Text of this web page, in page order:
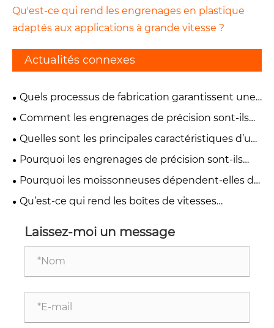
Qu'est-ce qui rend les engrenages en plastique
adaptés aux applications à grande vitesse ?
Actualités connexes
Quels processus de fabrication garantissent une
haute précision dans les engrenages de
Comment les engrenages de précision sont-ils
fabriqués pour les applications industrielles ?
Quelles sont les principales caractéristiques d’un
engrenage de haute précision ?
Pourquoi les engrenages de précision sont-ils
différents des engrenages industriels standards ?
Pourquoi les moissonneuses dépendent-elles de
boîtes de vitesses agricoles à couple élevé ?
Qu’est-ce qui rend les boîtes de vitesses
largement utilisées dans l’agriculture ?
Laissez-moi un message